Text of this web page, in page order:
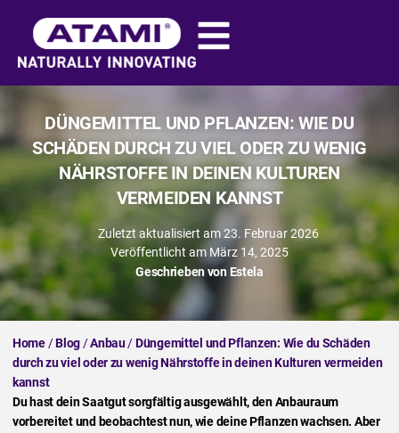
DÜNGEMITTEL UND PFLANZEN: WIE DU
SCHÄDEN DURCH ZU VIEL ODER ZU WENIG
NÄHRSTOFFE IN DEINEN KULTUREN
VERMEIDEN KANNST
Zuletzt aktualisiert am 23. Februar 2026
Veröffentlicht am März 14, 2025
Geschrieben von Estela
Home/Blog/Anbau/Düngemittel und Pflanzen: Wie du Schäden
durch zu viel oder zu wenig Nährstoffe in deinen Kulturen vermeiden
kannst
Du hast dein Saatgut sorgfältig ausgewählt, den Anbauraum
vorbereitet und beobachtest nun, wie deine Pflanzen wachsen. Aber